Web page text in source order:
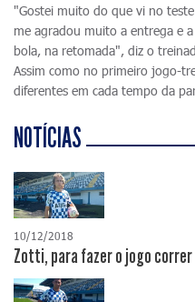
"Gostei muito do que vi no
me agradou muito a entrega e
bola, na retomada", diz o
Assim como no primeiro jogo-
diferentes em cada tempo da
NOTÍCIAS
10/12/2018
Zotti, para fazer o jogo correr